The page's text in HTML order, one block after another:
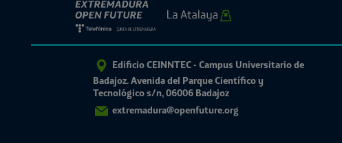
Edificio CEINNTEC - Campus Universitario de
Badajoz. Avenida del Parque Científico y
Tecnológico s/n, 06006 Badajoz
extremadura@openfuture.org